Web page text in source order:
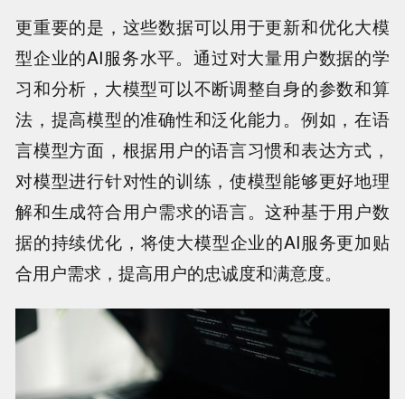
更重要的是，这些数据可以用于更新和优化大模
型企业的AI服务水平。通过对大量用户数据的学
习和分析，大模型可以不断调整自身的参数和算
法，提高模型的准确性和泛化能力。例如，在语
言模型方面，根据用户的语言习惯和表达方式，
对模型进行针对性的训练，使模型能够更好地理
解和生成符合用户需求的语言。这种基于用户数
据的持续优化，将使大模型企业的AI服务更加贴
合用户需求，提高用户的忠诚度和满意度。